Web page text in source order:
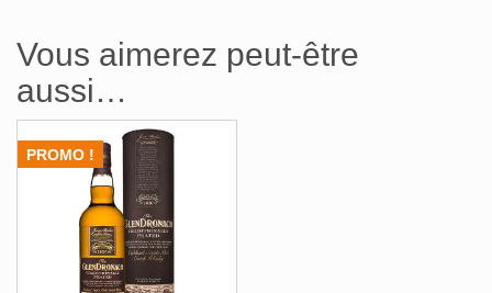
Vous aimerez peut-être
aussi…
PROMO !